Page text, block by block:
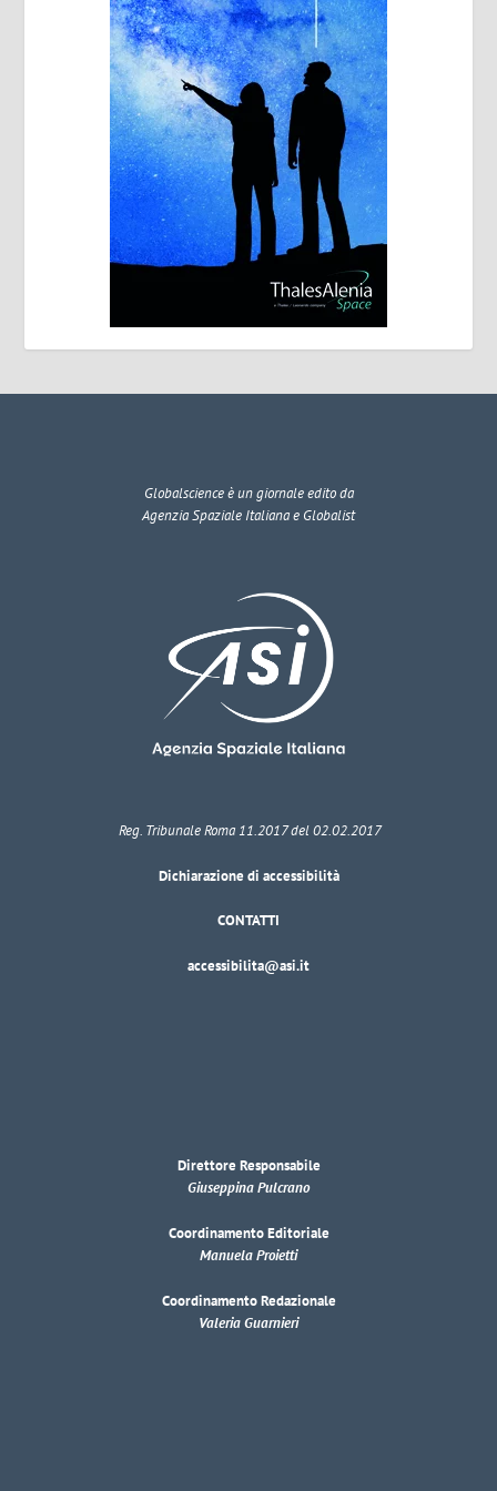
Globalscienceè un giornale edito da
Agenzia Spaziale Italiana e Globalist
Reg. Tribunale Roma 11.2017 del 02.02.2017
Dichiarazione di accessibilità
CONTATTI
accessibilita@asi.it
Direttore Responsabile
Giuseppina Pulcrano
Coordinamento Editoriale
Manuela Proietti
Coordinamento Redazionale
Valeria Guarnieri